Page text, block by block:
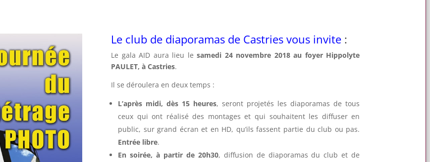
Le club de diaporamas de Castries vous invite :
Le gala AID aura lieu lesamedi 24 novembre 2018 au foyer Hippolyte
PAULET, à Castries.
Il se déroulera en deux temps :
L’après midi, dès 15 heures, seront projetés les diaporamas de tous
ceux qui ont réalisé des montages et qui souhaitent les diffuser en
public, sur grand écran et en HD, qu’ils fassent partie du club ou pas.
Entrée libre.
En soirée, à partir de 20h30, diffusion de diaporamas du club et de